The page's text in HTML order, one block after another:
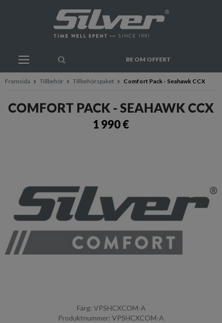
BE OM OFFERT
Framsida Tillbehör Tillbehörspaket Comfort Pack - Seahawk CCX
COMFORT PACK - SEAHAWK CCX
1 990 €
Färg: VPSHCXCOM-A
Produktnummer: VPSHCXCOM-A